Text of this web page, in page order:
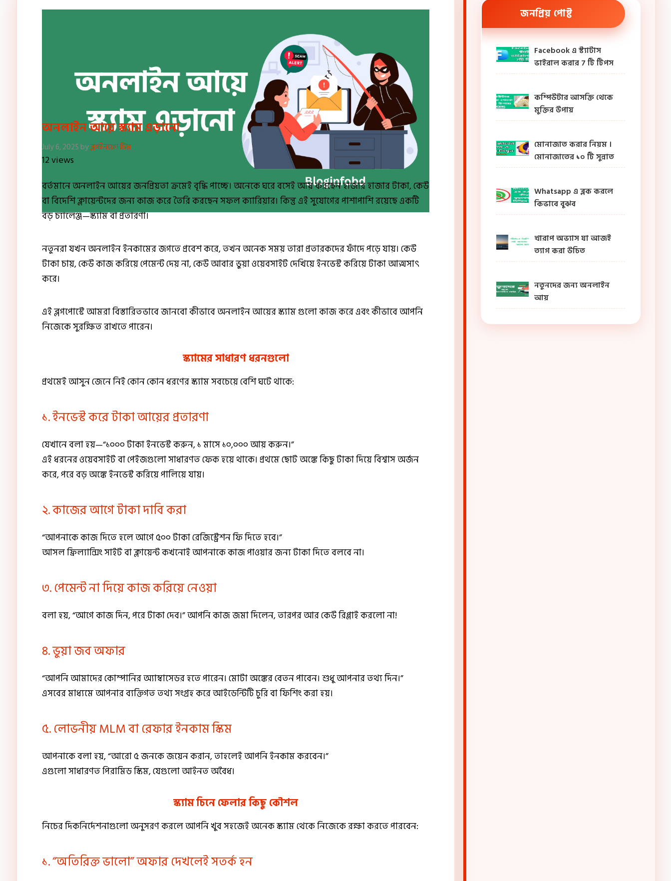
অনলাইন আয়ে স্ক্যাম এড়ানো
July 6, 2025 byব্লগইনফো টিম
12 views
বর্তমানে অনলাইন আয়ের জনপ্রিয়তা ক্রমেই বৃদ্ধি পাচ্ছে। অনেকে ঘরে বসেই আয় করছেন হাজার হাজার টাকা, কেউ
বা বিদেশি ক্লায়েন্টদের জন্য কাজ করে তৈরি করছেন সফল ক্যারিয়ার। কিন্তু এই সুযোগের পাশাপাশি রয়েছে একটি
বড় চ্যালেঞ্জ—স্ক্যাম বা প্রতারণা।
নতুনরা যখন অনলাইন ইনকামের জগতে প্রবেশ করে, তখন অনেক সময় তারা প্রতারকদের ফাঁদে পড়ে যায়। কেউ
টাকা চায়, কেউ কাজ করিয়ে পেমেন্ট দেয় না, কেউ আবার ভুয়া ওয়েবসাইট দেখিয়ে ইনভেস্ট করিয়ে টাকা আত্মসাৎ
করে।
এই ব্লগপোস্টে আমরা বিস্তারিতভাবে জানবো কীভাবে অনলাইন আয়ের স্ক্যাম গুলো কাজ করে এবং কীভাবে আপনি
নিজেকে সুরক্ষিত রাখতে পারেন।
স্ক্যামের সাধারণ ধরনগুলো
প্রথমেই আসুন জেনে নিই কোন কোন ধরণের স্ক্যাম সবচেয়ে বেশি ঘটে থাকে:
১. ইনভেস্ট করে টাকা আয়ের প্রতারণা
যেখানে বলা হয়—“১০০০ টাকা ইনভেস্ট করুন, ১ মাসে ১০,০০০ আয় করুন।”
এই ধরনের ওয়েবসাইট বা পেইজগুলো সাধারণত ফেক হয়ে থাকে। প্রথমে ছোট অঙ্কে কিছু টাকা দিয়ে বিশ্বাস অর্জন
করে, পরে বড় অঙ্কে ইনভেস্ট করিয়ে পালিয়ে যায়।
২. কাজের আগে টাকা দাবি করা
“আপনাকে কাজ দিতে হলে আগে ৫০০ টাকা রেজিস্ট্রেশন ফি দিতে হবে।”
আসল ফ্রিল্যান্সিং সাইট বা ক্লায়েন্ট কখনোই আপনাকে কাজ পাওয়ার জন্য টাকা দিতে বলবে না।
৩. পেমেন্ট না দিয়ে কাজ করিয়ে নেওয়া
বলা হয়, “আগে কাজ দিন, পরে টাকা দেব।” আপনি কাজ জমা দিলেন, তারপর আর কেউ রিপ্লাই করলো না!
৪. ভুয়া জব অফার
“আপনি আমাদের কোম্পানির অ্যাম্বাসেডর হতে পারেন। মোটা অঙ্কের বেতন পাবেন। শুধু আপনার তথ্য দিন।”
এসবের মাধ্যমে আপনার ব্যক্তিগত তথ্য সংগ্রহ করে আইডেন্টিটি চুরি বা ফিশিং করা হয়।
৫. লোভনীয় MLM বা রেফার ইনকাম স্কিম
আপনাকে বলা হয়, “আরো ৫ জনকে জয়েন করান, তাহলেই আপনি ইনকাম করবেন।”
এগুলো সাধারণত পিরামিড স্কিম, যেগুলো আইনত অবৈধ।
স্ক্যাম চিনে ফেলার কিছু কৌশল
নিচের দিকনির্দেশনাগুলো অনুসরণ করলে আপনি খুব সহজেই অনেক স্ক্যাম থেকে নিজেকে রক্ষা করতে পারবেন:
১. “অতিরিক্ত ভালো” অফার দেখলেই সতর্ক হন
জনপ্রিয় পোষ্ট
Facebook এ স্ট্যাটাস
ভাইরাল করার 7 টি টিপস
কম্পিউটার আসক্তি থেকে
মুক্তির উপায়
মোনাজাত করার নিয়ম ।
মোনাজাতের ১০ টি সুন্নাত
Whatsapp এ ব্লক করলে
কিভাবে বুঝব
খারাপ অভ্যাস যা আজই
ত্যাগ করা উচিত
নতুনদের জন্য অনলাইন
আয়